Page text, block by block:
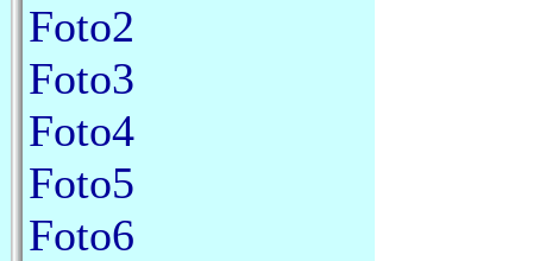
Foto2
Foto3
Foto4
Foto5
Foto6